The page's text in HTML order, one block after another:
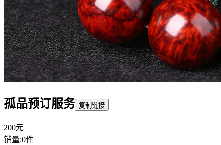
孤品预订服务 复制链接
200元
销量:0件